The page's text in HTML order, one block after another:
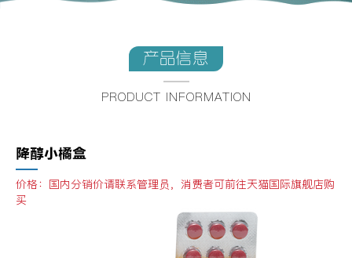
产品信息
PRODUCT INFORMATION
降醇小橘盒
价格：国内分销价请联系管理员，消费者可前往天猫国际旗舰店购
买